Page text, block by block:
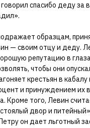
спасибо деду за
образцам,
— своим отцу и деду.
репутацию в
чтобы они
крестьян в
и принуждением их
Кроме того, Левин
двор и
он дает льготный